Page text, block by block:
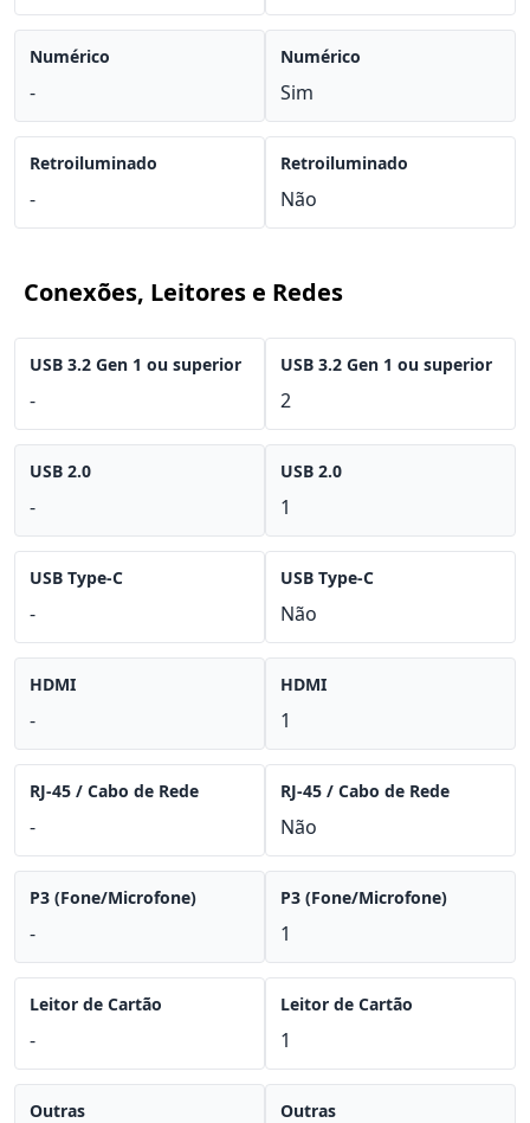
Numérico
-
Retroiluminado
-
Numérico
Sim
Retroiluminado
Não
Conexões, Leitores e Redes
USB 3.2 Gen 1 ou superior
-
USB 2.0
-
USB Type-C
-
HDMI
-
RJ-45 / Cabo de Rede
-
P3 (Fone/Microfone)
-
Leitor de Cartão
-
Outras
USB 3.2 Gen 1 ou superior
2
USB 2.0
1
USB Type-C
Não
HDMI
1
RJ-45 / Cabo de Rede
Não
P3 (Fone/Microfone)
1
Leitor de Cartão
1
Outras